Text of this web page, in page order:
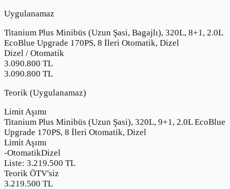
Uygulanamaz
Titanium Plus Minibüs (Uzun Şasi, Bagajlı), 320L, 8+1, 2.0L
EcoBlue Upgrade 170PS, 8 İleri Otomatik, Dizel
Dizel / Otomatik
3.090.800 TL
3.090.800 TL
Teorik (Uygulanamaz)
Limit Aşımı
Titanium Plus Minibüs (Uzun Şasi), 320L, 9+1, 2.0L EcoBlue
Upgrade 170PS, 8 İleri Otomatik, Dizel
Limit Aşımı
-OtomatikDizel
Liste: 3.219.500 TL
Teorik ÖTV'siz
3.219.500 TL